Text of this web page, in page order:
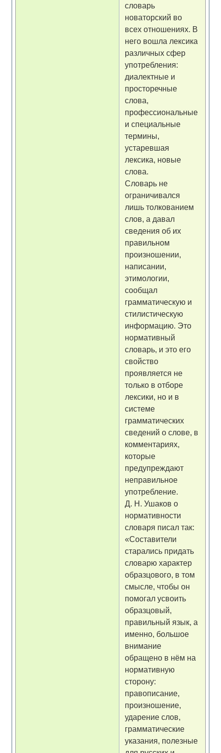
словарь
новаторский во
всех отношениях. В
него вошла лексика
различных сфер
употребления:
диалектные и
просторечные
слова,
профессиональные
и специальные
термины,
устаревшая
лексика, новые
слова.
Словарь не
ограничивался
лишь толкованием
слов, а давал
сведения об их
правильном
произношении,
написании,
этимологии,
сообщал
грамматическую и
стилистическую
информацию. Это
нормативный
словарь, и это его
свойство
проявляется не
только в отборе
лексики, но и в
системе
грамматических
сведений о слове, в
комментариях,
которые
предупреждают
неправильное
употребление.
Д. Н. Ушаков о
нормативности
словаря писал так:
«Составители
старались придать
словарю характер
образцового, в том
смысле, чтобы он
помогал усвоить
образцовый,
правильный язык, а
именно, большое
внимание
обращено в нём на
нормативную
сторону:
правописание,
произношение,
ударение слов,
грамматические
указания, полезные